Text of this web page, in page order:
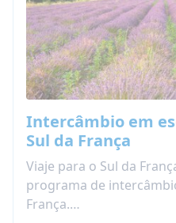
Intercâmbio em
Sul da França
Viaje para o Sul da
programa de
França.